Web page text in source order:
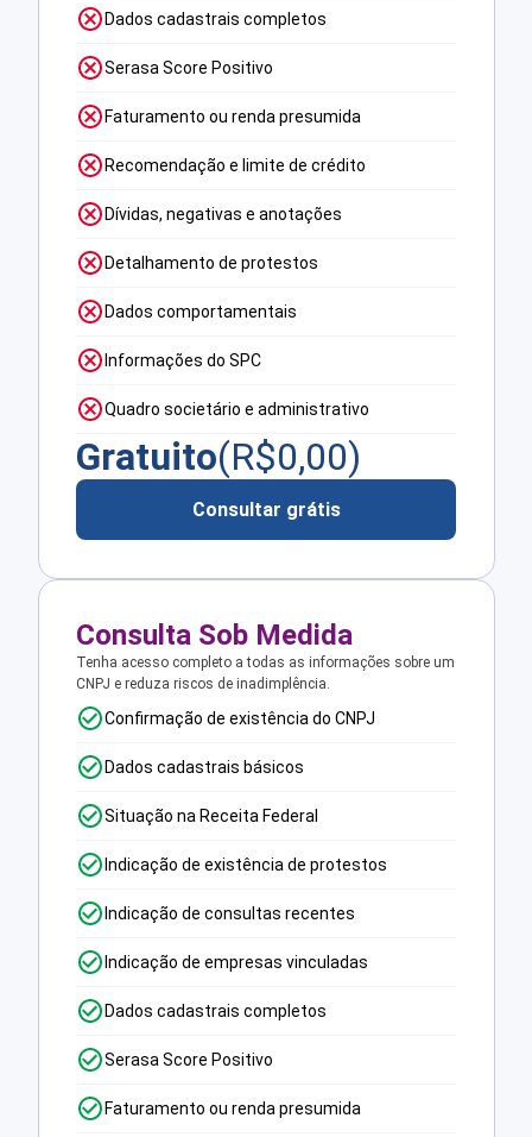
Dados cadastrais completos
Serasa Score Positivo
Faturamento ou renda presumida
Recomendação e limite de crédito
Dívidas, negativas e anotações
Detalhamento de protestos
Dados comportamentais
Informações do SPC
Quadro societário e administrativo
Gratuito(R$0,00)
Consultar grátis
Consulta Sob Medida
Tenha acesso completo a todas as informações sobre um
CNPJ e reduza riscos de inadimplência.
Confirmação de existência do CNPJ
Dados cadastrais básicos
Situação na Receita Federal
Indicação de existência de protestos
Indicação de consultas recentes
Indicação de empresas vinculadas
Dados cadastrais completos
Serasa Score Positivo
Faturamento ou renda presumida